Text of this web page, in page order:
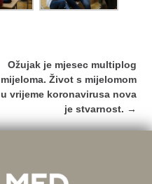
Ožujak je mjesec multiplog
mijeloma. Život s mijelomom
u vrijeme koronavirusa nova
je stvarnost. →